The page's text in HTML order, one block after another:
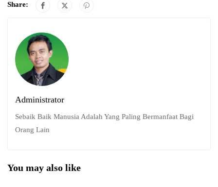
Share:
Administrator
Sebaik Baik Manusia Adalah Yang Paling Bermanfaat Bagi
Orang Lain
You may also like